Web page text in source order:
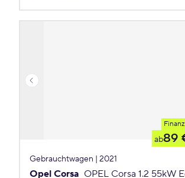
ab89
Gebrauchtwagen | 2021
Opel Corsa OPEL Corsa 1.2 55kW